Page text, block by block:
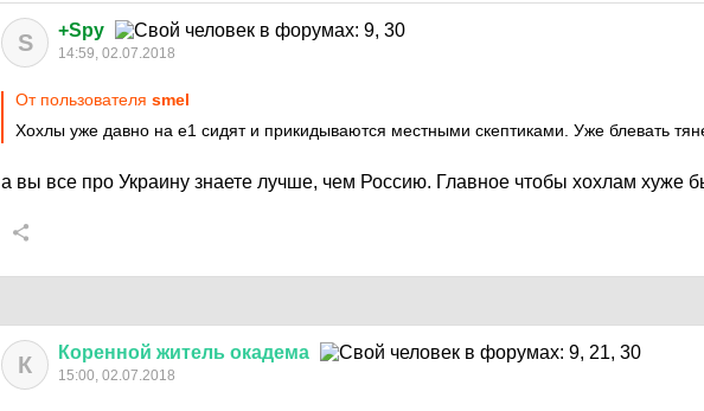
S +Spy
14:59, 02.07.2018
От пользователя smel
Хохлы уже давно на е1 сидят и прикидываются местными скептиками. Уже блевать
а вы все про Украину знаете лучше, чем Россию. Главное чтобы хохлам хуже
К Коренной житель окадема
15:00, 02.07.2018